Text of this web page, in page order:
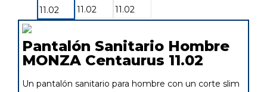
Pantalón Sanitario Hombre
MONZA Centaurus 11.02
Un pantalón sanitario para hombre con un corte slim